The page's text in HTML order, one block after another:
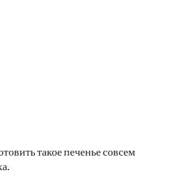
такое печенье совсем